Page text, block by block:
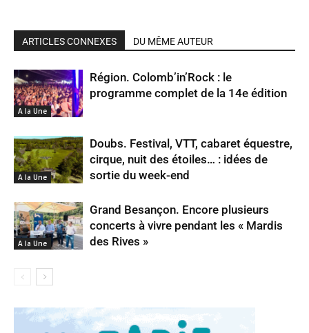
ARTICLES CONNEXES DU MÊME AUTEUR
A la Une
Région. Colomb’in’Rock : le
programme complet de la 14e édition
A la Une
Doubs. Festival, VTT, cabaret équestre,
cirque, nuit des étoiles… : idées de
sortie du week-end
A la Une
Grand Besançon. Encore plusieurs
concerts à vivre pendant les « Mardis
des Rives »